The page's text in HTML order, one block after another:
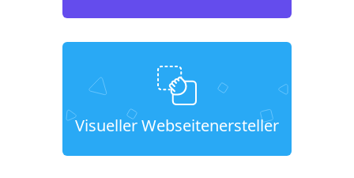
Visueller Webseitenersteller